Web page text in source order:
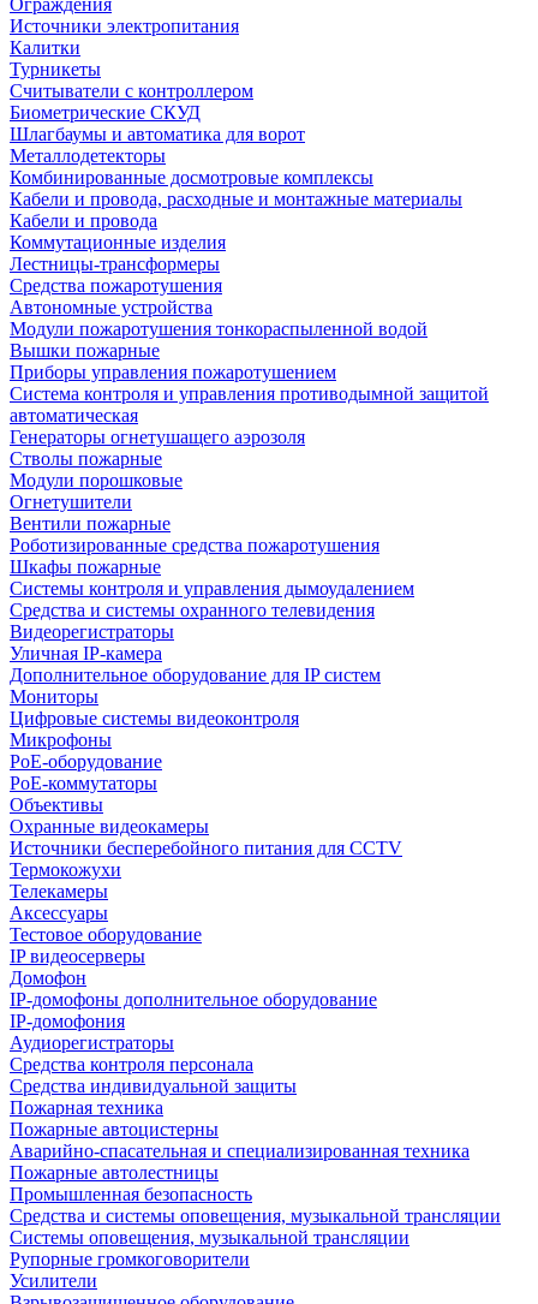
Ограждения
Источники электропитания
Калитки
Турникеты
Считыватели с контроллером
Биометрические СКУД
Шлагбаумы и автоматика для ворот
Металлодетекторы
Комбинированные досмотровые комплексы
Кабели и провода, расходные и монтажные материалы
Кабели и провода
Коммутационные изделия
Лестницы-трансформеры
Средства пожаротушения
Автономные устройства
Модули пожаротушения тонкораспыленной водой
Вышки пожарные
Приборы управления пожаротушением
Система контроля и управления противодымной защитой
автоматическая
Генераторы огнетушащего аэрозоля
Стволы пожарные
Модули порошковые
Огнетушители
Вентили пожарные
Роботизированные средства пожаротушения
Шкафы пожарные
Системы контроля и управления дымоудалением
Средства и системы охранного телевидения
Видеорегистраторы
Уличная IP-камера
Дополнительное оборудование для IP систем
Мониторы
Цифровые системы видеоконтроля
Микрофоны
PoE-оборудование
PoE-коммутаторы
Объективы
Охранные видеокамеры
Источники бесперебойного питания для CCTV
Термокожухи
Телекамеры
Аксессуары
Тестовое оборудование
IP видеосерверы
Домофон
IP-домофоны дополнительное оборудование
IP-домофония
Аудиорегистраторы
Средства контроля персонала
Средства индивидуальной защиты
Пожарная техника
Пожарные автоцистерны
Аварийно-спасательная и специализированная техника
Пожарные автолестницы
Промышленная безопасность
Средства и системы оповещения, музыкальной трансляции
Системы оповещения, музыкальной трансляции
Рупорные громкоговорители
Усилители